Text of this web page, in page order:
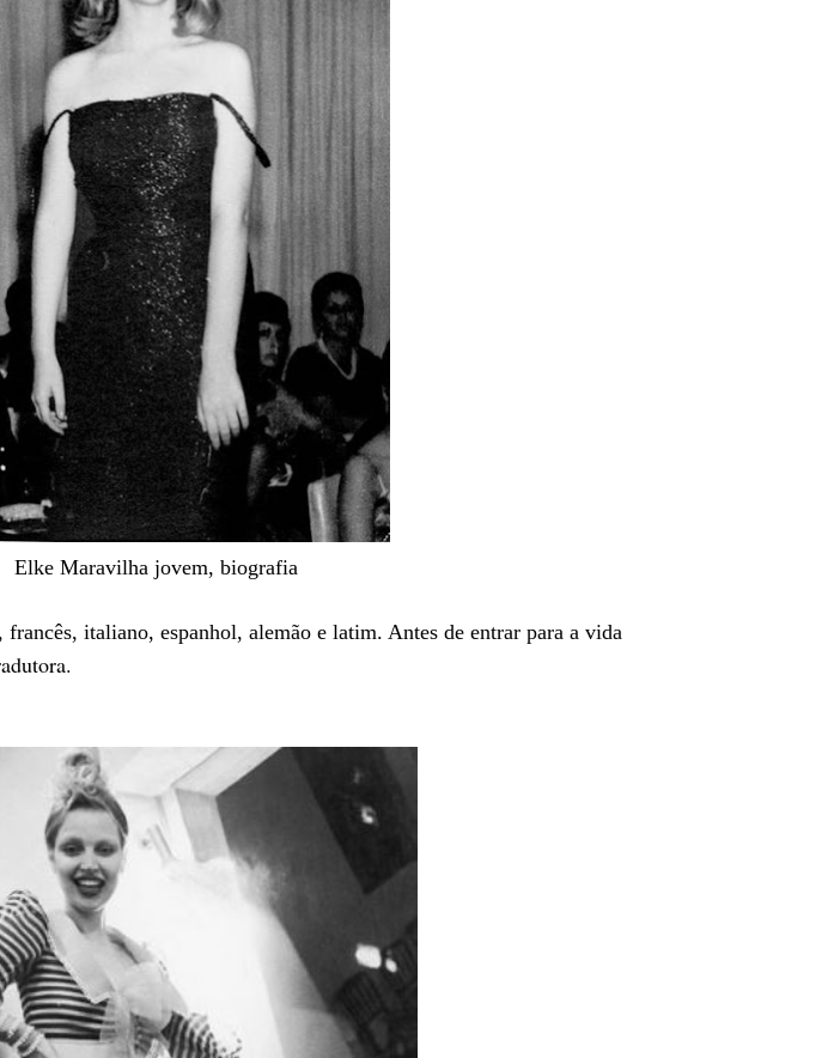
Elke Maravilha jovem, biografia
italiano, espanhol, alemão e latim. Antes de entrar para a vida
tora.